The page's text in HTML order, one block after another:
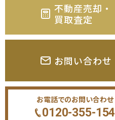
不動産売却・
買取査定
お問い合わせ
お電話でのお問い合わせ
0120-355-154